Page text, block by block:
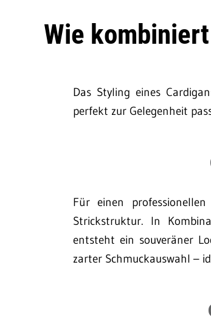
Wie
Das Styling eines
perfekt zur Gelegenheit
Für einen
Strickstruktur. In
entsteht ein souveräner
zarter Schmuckauswahl –